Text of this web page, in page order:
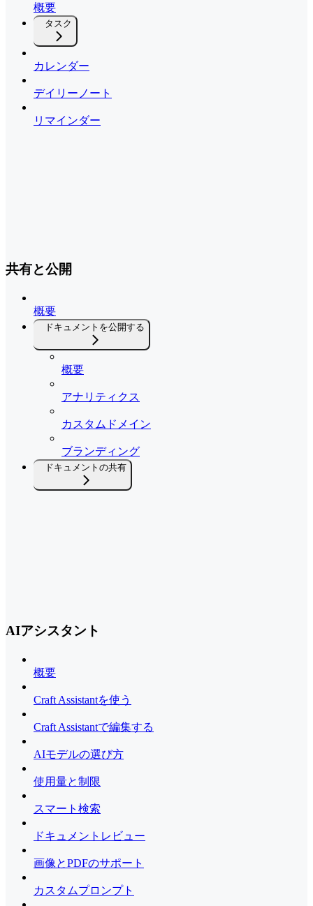
概要
タスク
カレンダー
デイリーノート
リマインダー
共有と公開
概要
ドキュメントを公開する
概要
アナリティクス
カスタムドメイン
ブランディング
ドキュメントの共有
AIアシスタント
概要
Craft Assistantを使う
Craft Assistantで編集する
AIモデルの選び方
使用量と制限
スマート検索
ドキュメントレビュー
画像とPDFのサポート
カスタムプロンプト